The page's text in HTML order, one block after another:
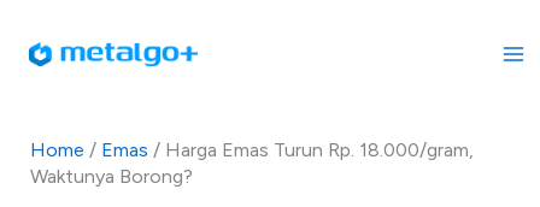
Home / Emas / Harga Emas Turun Rp. 18.000/gram,
Waktunya Borong?